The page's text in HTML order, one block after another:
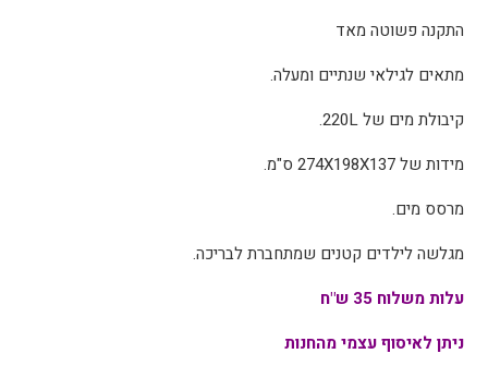
התקנה פשוטה מאד
מתאים לגילאי שנתיים ומעלה.
קיבולת מים של 220L.
מידות של 274X198X137 ס"מ.
מרסס מים.
מגלשה לילדים קטנים שמתחברת לבריכה.
עלות משלוח 35 ש"ח
ניתן לאיסוף עצמי מהחנות